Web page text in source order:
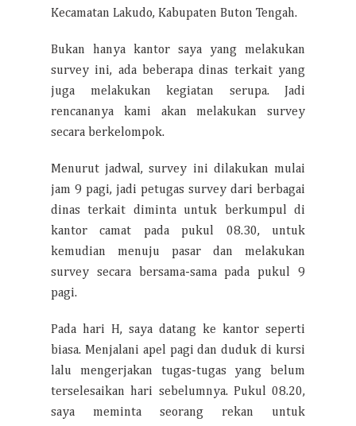
Kecamatan Lakudo, Kabupaten Buton Tengah.
Bukan hanya kantor saya yang melakukan
survey ini, ada beberapa dinas terkait yang
juga melakukan kegiatan serupa. Jadi
rencananya kami akan melakukan survey
secara berkelompok.
Menurut jadwal, survey ini dilakukan mulai
jam 9 pagi, jadi petugas survey dari berbagai
dinas terkait diminta untuk berkumpul di
kantor camat pada pukul 08.30, untuk
kemudian menuju pasar dan melakukan
survey secara bersama-sama pada pukul 9
pagi.
Pada hari H, saya datang ke kantor seperti
biasa. Menjalani apel pagi dan duduk di kursi
lalu mengerjakan tugas-tugas yang belum
terselesaikan hari sebelumnya. Pukul 08.20,
saya meminta seorang rekan untuk